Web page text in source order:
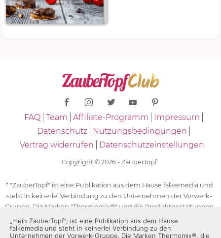
FAQ Team Affiliate-Programm
Impressum
Datenschutz
Nutzungsbedingungen
Vertrag widerrufen
Datenschutzeinstellungen
Copyright © 2026 - ZauberTopf
* "ZauberTopf" ist eine Publikation aus dem Hause falkemedia und
steht in keinerlei Verbindung zu den Unternehmen der Vorwerk-
Gruppe. Die Marken "Thermomix®" und die Produktgestaltungen
des "Thermomix®" sind eingetragene Marken der Unternehmen
der Vorwerk-Gruppe. Die Marken Thermomix®, die Zeichen TM5®,
„mein ZauberTopf”; ist eine Publikation aus dem Hause
falkemedia und steht in keinerlei Verbindung zu den
Unternehmen der Vorwerk-Gruppe. Die Marken Thermomix®, die